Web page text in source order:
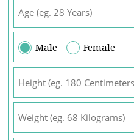
Male Female